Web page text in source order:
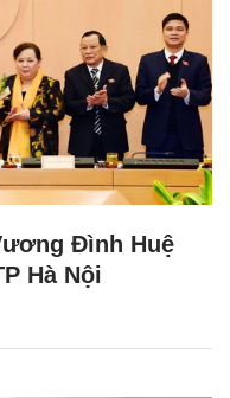
Đình Huệ
Hà Nội